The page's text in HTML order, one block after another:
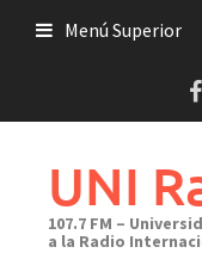
Menú Superior
UNI
107.7 FM –
a la Radio